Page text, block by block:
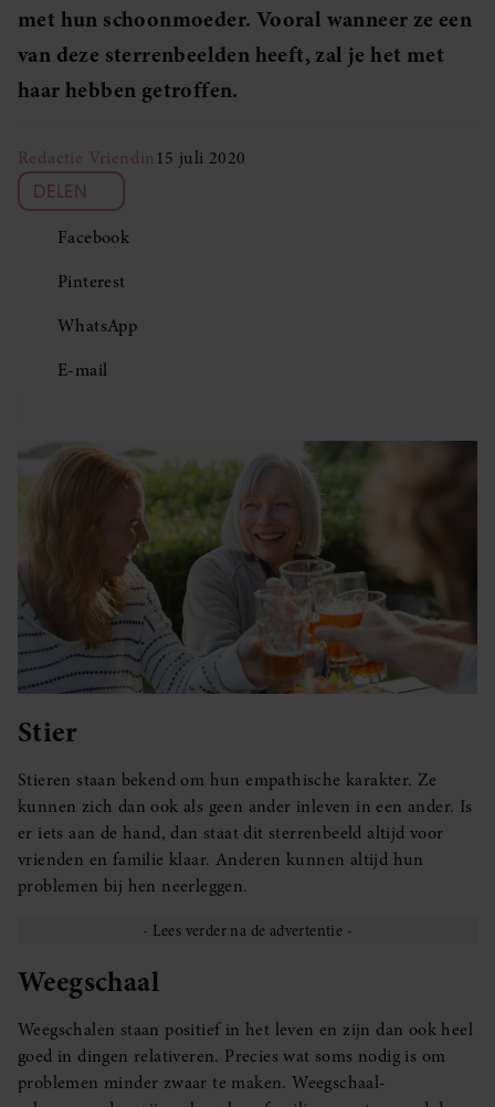
met hun schoonmoeder. Vooral wanneer ze een
van deze sterrenbeelden heeft, zal je het met
haar hebben getroffen.
Redactie Vriendin15 juli 2020
DELEN
Facebook
Pinterest
WhatsApp
E-mail
Stier
Stieren staan bekend om hun empathische karakter. Ze
kunnen zich dan ook als geen ander inleven in een ander. Is
er iets aan de hand, dan staat dit sterrenbeeld altijd voor
vrienden en familie klaar. Anderen kunnen altijd hun
problemen bij hen neerleggen.
Weegschaal
Weegschalen staan positief in het leven en zijn dan ook heel
goed in dingen relativeren. Precies wat soms nodig is om
problemen minder zwaar te maken. Weegschaal-